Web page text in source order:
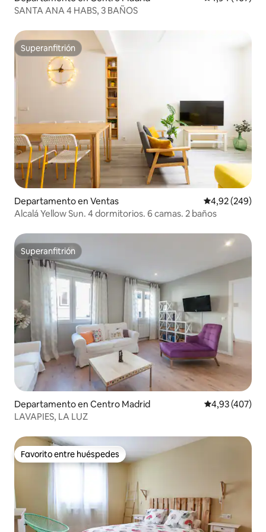
SANTA ANA 4 HABS, 3 BAÑOS
Superanfitrión
Superanfitrión
Departamento en Ventas Calificación
4,92 (249)
Alcalá Yellow Sun. 4 dormitorios. 6 camas. 2 baños
Superanfitrión
Superanfitrión
Departamento en Centro Madrid Calificación
4,93 (407)
LAVAPIES, LA LUZ
Favorito entre huéspedes
Favorito entre huéspedes